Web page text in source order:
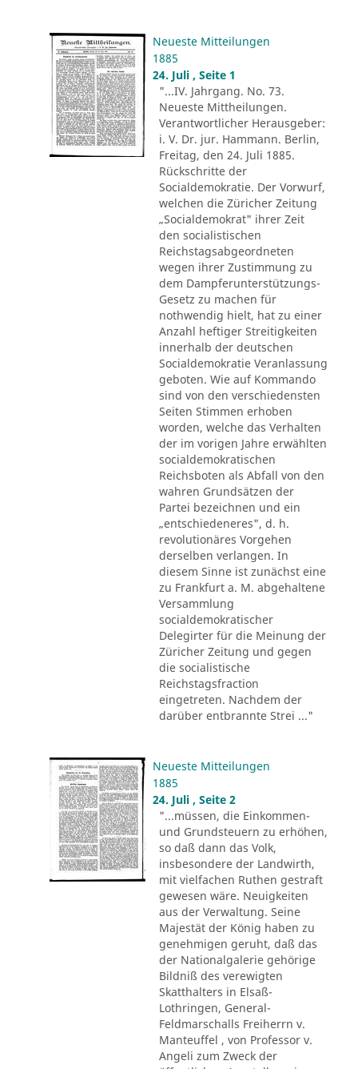
Neueste Mitteilungen
1885
24. Juli , Seite 1
"...IV. Jahrgang. No. 73.
Neueste Mittheilungen.
Verantwortlicher Herausgeber:
i. V. Dr. jur. Hammann. Berlin,
Freitag, den 24. Juli 1885.
Rückschritte der
Socialdemokratie. Der Vorwurf,
welchen die Züricher Zeitung
„Socialdemokrat" ihrer Zeit
den socialistischen
Reichstagsabgeordneten
wegen ihrer Zustimmung zu
dem Dampferunterstützungs-
Gesetz zu machen für
nothwendig hielt, hat zu einer
Anzahl heftiger Streitigkeiten
innerhalb der deutschen
Socialdemokratie Veranlassung
geboten. Wie auf Kommando
sind von den verschiedensten
Seiten Stimmen erhoben
worden, welche das Verhalten
der im vorigen Jahre erwählten
socialdemokratischen
Reichsboten als Abfall von den
wahren Grundsätzen der
Partei bezeichnen und ein
„entschiedeneres", d. h.
revolutionäres Vorgehen
derselben verlangen. In
diesem Sinne ist zunächst eine
zu Frankfurt a. M. abgehaltene
Versammlung
socialdemokratischer
Delegirter für die Meinung der
Züricher Zeitung und gegen
die socialistische
Reichstagsfraction
eingetreten. Nachdem der
darüber entbrannte Strei ..."
Neueste Mitteilungen
1885
24. Juli , Seite 2
"...müssen, die Einkommen-
und Grundsteuern zu erhöhen,
so daß dann das Volk,
insbesondere der Landwirth,
mit vielfachen Ruthen gestraft
gewesen wäre. Neuigkeiten
aus der Verwaltung. Seine
Majestät der König haben zu
genehmigen geruht, daß das
der Nationalgalerie gehörige
Bildniß des verewigten
Skatthalters in Elsaß-
Lothringen, General-
Feldmarschalls Freiherrn v.
Manteuffel , von Professor v.
Angeli zum Zweck der